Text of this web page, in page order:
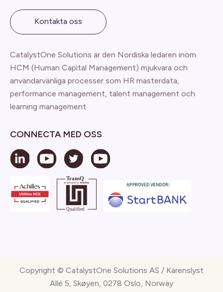
Kontakta oss
CatalystOne Solutions är den Nordiska ledaren inom
HCM (Human Capital Management) mjukvara och
användarvänliga processer som HR masterdata,
performance management, talent management och
learning management.
CONNECTA MED OSS
Copyright © CatalystOne Solutions AS / Karenslyst
Allé 5, Skøyen, 0278 Oslo, Norway